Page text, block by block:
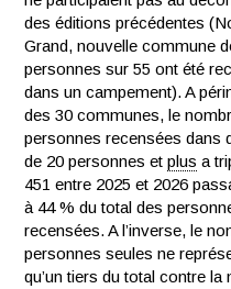
des éditions précédentes
Grand, nouvelle commune
personnes sur 55 ont été
dans un campement). A
des 30 communes, le
personnes recensées dans
de 20 personnes etplus a
451 entre 2025 et 2026
à 44 % du total des
recensées. A l’inverse, le
personnes seules ne
qu’un tiers du total contre la